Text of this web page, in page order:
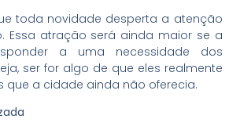
toda novidade desperta a atenção
Essa atração será ainda maior se a
a uma necessidade dos
ser for algo de que eles realmente
que a cidade ainda não oferecia.